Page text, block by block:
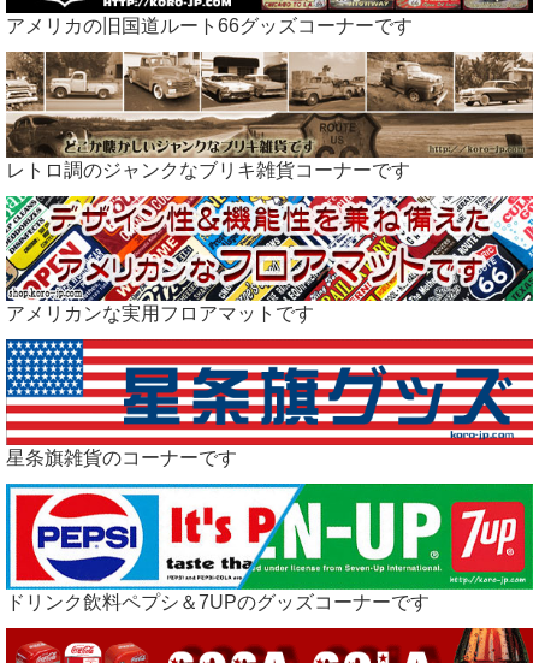
アメリカの旧国道ルート66グッズコーナーです
レトロ調のジャンクなブリキ雑貨コーナーです
アメリカンな実用フロアマットです
星条旗雑貨のコーナーです
ドリンク飲料ペプシ＆7UPのグッズコーナーです